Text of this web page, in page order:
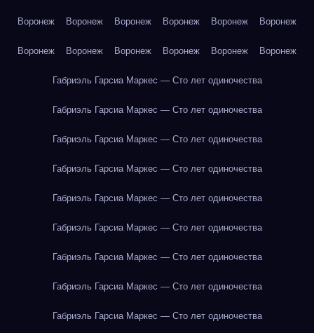
Воронеж Воронеж Воронеж Воронеж Воронеж Воронеж
Воронеж Воронеж Воронеж Воронеж Воронеж Воронеж
Габриэль Гарсиа Маркес — Сто лет одиночества
Габриэль Гарсиа Маркес — Сто лет одиночества
Габриэль Гарсиа Маркес — Сто лет одиночества
Габриэль Гарсиа Маркес — Сто лет одиночества
Габриэль Гарсиа Маркес — Сто лет одиночества
Габриэль Гарсиа Маркес — Сто лет одиночества
Габриэль Гарсиа Маркес — Сто лет одиночества
Габриэль Гарсиа Маркес — Сто лет одиночества
Габриэль Гарсиа Маркес — Сто лет одиночества